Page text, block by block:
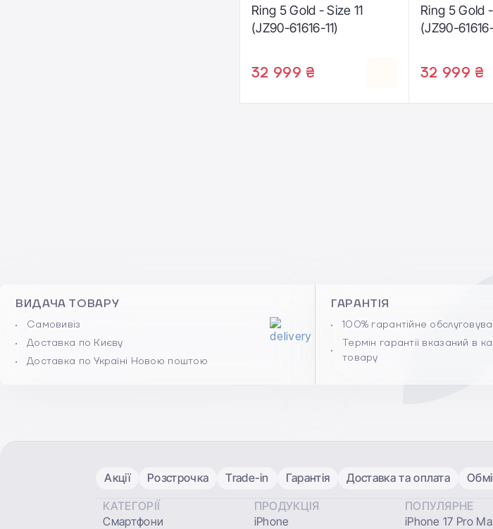
Ring 5 Gold - Size 11
(JZ90-61616-11)
32 999 ₴
Ring 5 Gold
(JZ90-
32 999 ₴
ВИДАЧА ТОВАРУ
Самовивіз
Доставка по Києву
Доставка по Україні Новою поштою
ГАРАНТІЯ
100% гарантійне
Термін гарантії вказаний в
товару
Акції Розстрочка Trade-in Гарантія Доставка та оплата
КАТЕГОРІЇ
Смартфони
ПРОДУКЦІЯ
iPhone
ПОПУЛЯРНЕ
iPhone 17 Pro